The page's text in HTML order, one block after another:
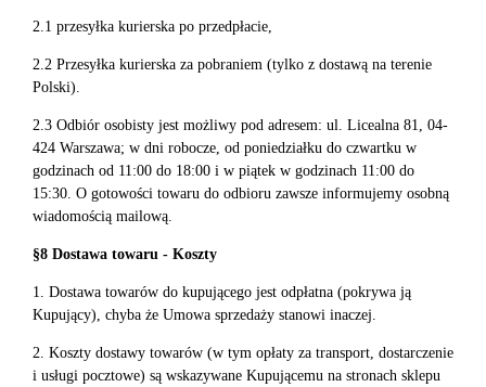
2.1 przesyłka kurierska po przedpłacie,
2.2 Przesyłka kurierska za pobraniem (tylko z dostawą na terenie
Polski).
2.3 Odbiór osobisty jest możliwy pod adresem: ul. Licealna 81, 04-
424 Warszawa; w dni robocze, od poniedziałku do czwartku w
godzinach od 11:00 do 18:00 i w piątek w godzinach 11:00 do
15:30. O gotowości towaru do odbioru zawsze informujemy osobną
wiadomością mailową.
§8 Dostawa towaru - Koszty
1. Dostawa towarów do kupującego jest odpłatna (pokrywa ją
Kupujący), chyba że Umowa sprzedaży stanowi inaczej.
2. Koszty dostawy towarów (w tym opłaty za transport, dostarczenie
i usługi pocztowe) są wskazywane Kupującemu na stronach sklepu